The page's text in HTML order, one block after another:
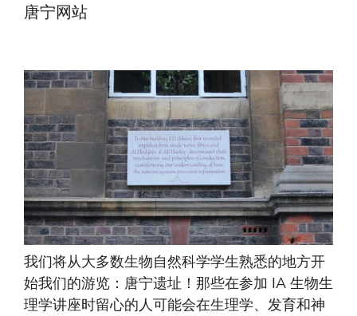
唐宁网站
我们将从大多数生物自然科学学生熟悉的地方开
始我们的游览：唐宁遗址！那些在参加 IA 生物生
理学讲座时留心的人可能会在生理学、发育和神